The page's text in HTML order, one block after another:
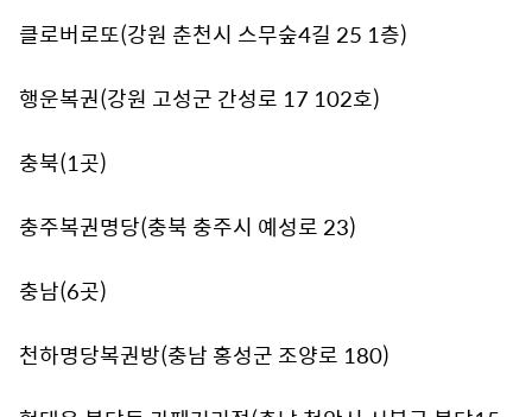
클로버로또(강원 춘천시 스무숲4길 25 1층)
행운복권(강원 고성군 간성로 17 102호)
충북(1곳)
충주복권명당(충북 충주시 예성로 23)
충남(6곳)
천하명당복권방(충남 홍성군 조양로 180)